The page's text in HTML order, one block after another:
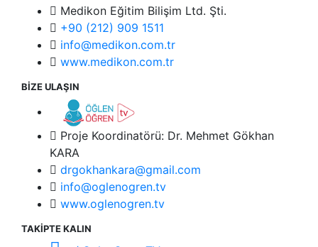
Medikon Eğitim Bilişim Ltd. Şti.
+90 (212) 909 1511
info@medikon.com.tr
www.medikon.com.tr
BİZE ULAŞIN
Proje Koordinatörü: Dr. Mehmet Gökhan
KARA
drgokhankara@gmail.com
info@oglenogren.tv
www.oglenogren.tv
TAKİPTE KALIN